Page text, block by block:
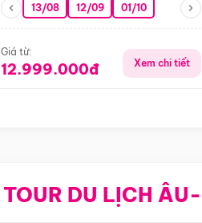
13/08 12/09 01/10
Giá từ:
12.999.000đ Xem chi tiết
TOUR DU LỊCH
Điểm nổi bật